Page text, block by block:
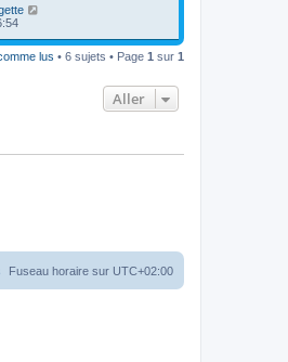
lus • 6 sujets • Page 1 sur 1
Aller
Fuseau horaire sur UTC+02:00